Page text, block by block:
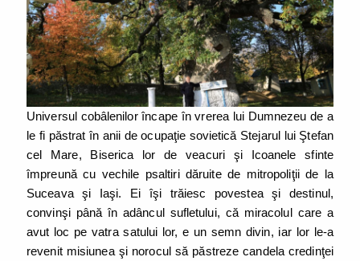
Universul cobâlenilor încape în vrerea lui Dumnezeu de a
le fi păstrat în anii de ocupaţie sovietică Stejarul lui Ştefan
cel Mare, Biserica lor de veacuri şi Icoanele sfinte
împreună cu vechile psaltiri dăruite de mitropoliţii de la
Suceava şi Iaşi. Ei îşi trăiesc povestea şi destinul,
convinşi până în adâncul sufletului, că miracolul care a
avut loc pe vatra satului lor, e un semn divin, iar lor le-a
revenit misiunea şi norocul să păstreze candela credinţei